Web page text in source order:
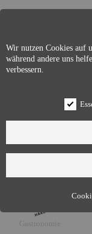
Gastronomie
Wir nutzen Cookies auf
während andere uns
verbessern.
Name:
Zweck: